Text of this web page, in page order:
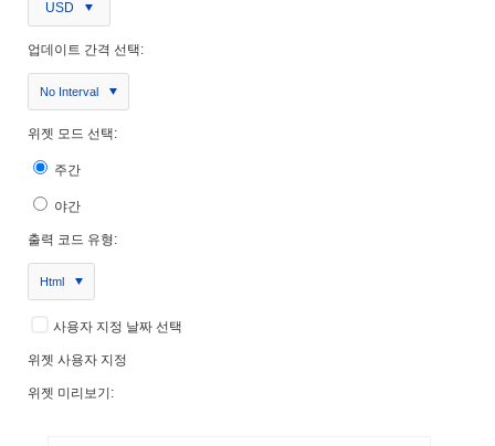
USD
업데이트 간격 선택:
No Interval
위젯 모드 선택:
주간
야간
출력 코드 유형:
Html
사용자 지정 날짜 선택
위젯 사용자 지정
위젯 미리보기: